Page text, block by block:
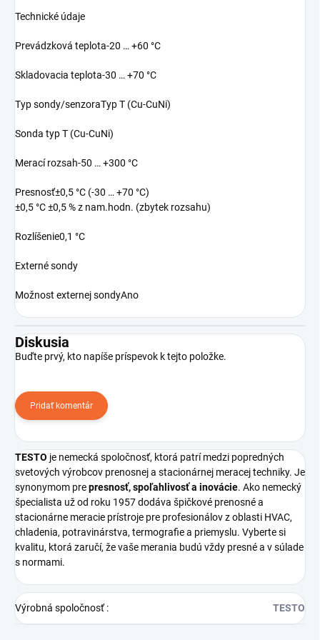
Technické údaje
Prevádzková teplota-20 … +60 °C
Skladovacia teplota-30 … +70 °C
Typ sondy/senzoraTyp T (Cu-CuNi)
Sonda typ T (Cu-CuNi)
Merací rozsah-50 … +300 °C
Presnosť±0,5 °C (-30 … +70 °C)
±0,5 °C ±0,5 % z nam.hodn. (zbytek rozsahu)
Rozlíšenie0,1 °C
Externé sondy
Možnost externej sondyAno
Diskusia
Buďte prvý, kto napíše príspevok k tejto položke.
Pridať komentár
TESTO je nemecká spoločnosť, ktorá patrí medzi popredných
svetových výrobcov prenosnej a stacionárnej meracej techniky. Je
synonymom prepresnosť, spoľahlivosť a inovácie. Ako nemecký
špecialista už od roku 1957 dodáva špičkové prenosné a
stacionárne meracie prístroje pre profesionálov z oblasti HVAC,
chladenia, potravinárstva, termografie a priemyslu. Vyberte si
kvalitu, ktorá zaručí, že vaše merania budú vždy presné a v súlade
s normami.
Výrobná spoločnosť: TESTO